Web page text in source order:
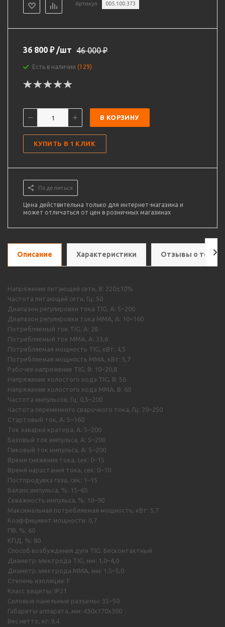
Артикул 005.100.373
36 800 ₽ /шт 46 000₽
Есть в наличии (129)
В КОРЗИНУ
КУПИТЬ В 1 КЛИК
Поделиться
Цена действительна только для интернет-магазина и
может отличаться от цен в розничных магазинах
Описание Характеристики Отзывы о
Напряжение питающей сети, В: 220±10%
Частота питающей сети, Гц: 50
Диапазон регулировки тока TIG, A: 5–200
Диапазон регулировки тока MMA, A: 10–160
Потребляемый ток TIG, А: 28
Потребляемый ток MMA, А: 33,6
Потребляемая мощность TIG, кВт: 4,5
Потребляемая мощность MMA, кВт: 5,7
Рабочее напряжение TIG, В: 10–20,8
Напряжение холостого хода TIG, В: 56
Напряжение холостого хода MMA, В: 60
Частота импульсов, Гц: 0,5–200
Частота переменного сварочного тока, Гц: 20–250
Стартовый ток, А: 5–160
Ток заварки кратера, А: 5–200
Базовый ток импульса, А: 5–200
Пиковый ток импульса, А: 5–200
Время снижения тока, сек: 0–15
Время нарастания тока, сек: 0–10
Постпродувка газа, сек: 1–15
Баланс импульса, %: 15–65
Скважность импульса, %: 10–90
Максимальная потребляемая мощность, кВт: 5,7
Коэффициент мощности: 0,7
ПВ, %: 60
КПД, %: 80
Способ возбуждения дуги TIG: Бесконтактный
Диаметр электрода TIG, мм: 1,0–4,0
Диаметр электрода MMA, мм: 1,5–5,0
Степень изоляции: F
Класс защиты: IP21
Силовые панельные разъемы: 35–50
Габариты аппарата, мм: 430х170х300
Вес нетто, кг: 9,4